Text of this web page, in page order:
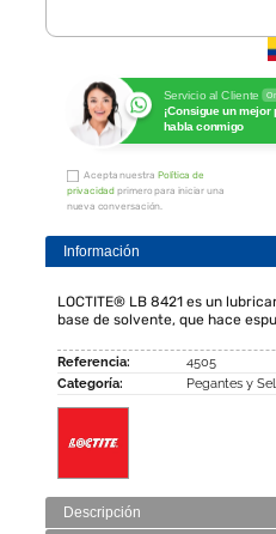
Servicio al Cliente
¡Consigue un mejor
habla conmigo
Acepta nuestra Política de
privacidad primero para iniciar una
nueva conversación.
Información
Descripción
LOCTITE® LB 8421 es un
base de solvente, que hace
Referencia:
4505
Categoría:
Pegantes y